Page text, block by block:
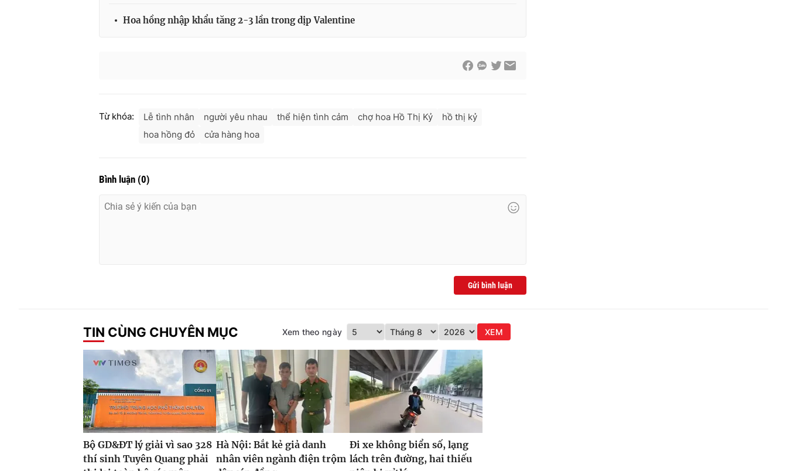
Hoa hồng nhập khẩu tăng 2-3 lần trong dịp Valentine
Từ khóa: Lễ tình nhân người yêu nhau thể hiện tình cảm chợ hoa Hồ Thị Kỷ
hồ thị kỷ
hoa hồng đỏ
cửa hàng hoa
Bình luận (0)
Gửi bình luận
TIN CÙNG CHUYÊN MỤC Xem theo ngày XEM
Bộ GD&ĐT lý giải vì sao 328
thí sinh Tuyên Quang phải
Hà Nội: Bắt kẻ giả danh
nhân viên ngành điện trộm
Đi xe không biển số, lạng
lách trên đường, hai thiếu